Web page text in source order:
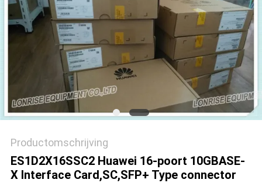
Productomschrijving
ES1D2X16SSC2 Huawei 16-poort 10GBASE-
X Interface Card,SC,SFP+ Type connector